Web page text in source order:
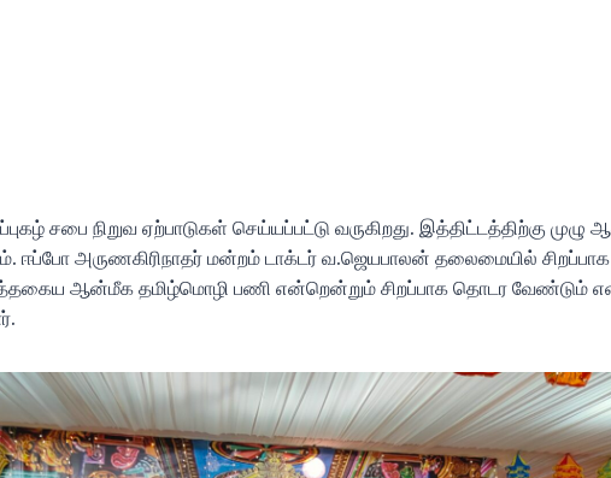
சபை நிறுவ ஏற்பாடுகள் செய்யப்பட்டு வருகிறது. இத்திட்டத்திற்கு முழு
ஈப்போ அருணகிரிநாதர் மன்றம் டாக்டர் வ.ஜெயபாலன் தலைமையில் சிறப்பாக
ஆன்மீக தமிழ்மொழி பணி என்றென்றும் சிறப்பாக தொடர வேண்டும்